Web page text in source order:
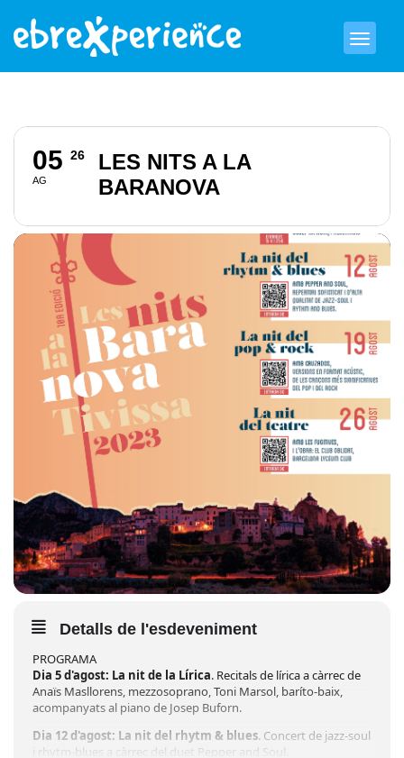
05
AG
26
LES NITS A LA
BARANOVA
Detalls de l'esdeveniment
PROGRAMA
Dia 5 d'agost: La nit de la Lírica. Recitals de lírica a càrrec de
Anaïs Masllorens, mezzosoprano, Toni Marsol, baríto-baix,
acompanyats al piano de Josep Buforn.
Dia 12 d'agost: La nit del rhytm & blues. Concert de jazz-soul
i rhytm-blues a càrrec del duet Pepper and Soul.